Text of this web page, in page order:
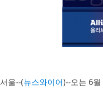
서울--(뉴스와이어)--오는 6